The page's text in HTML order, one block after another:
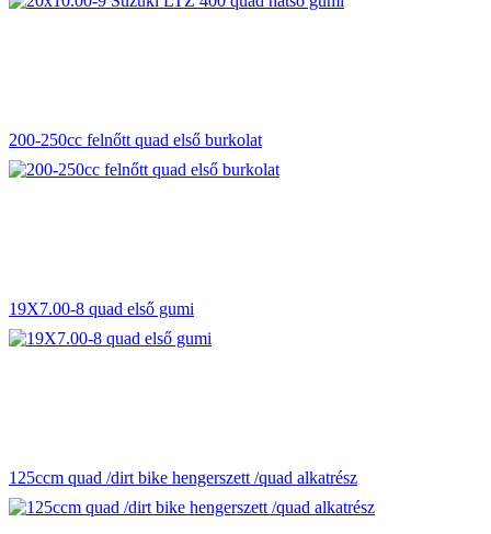
200-250cc felnőtt quad első burkolat
19X7.00-8 quad első gumi
125ccm quad /dirt bike hengerszett /quad alkatrész